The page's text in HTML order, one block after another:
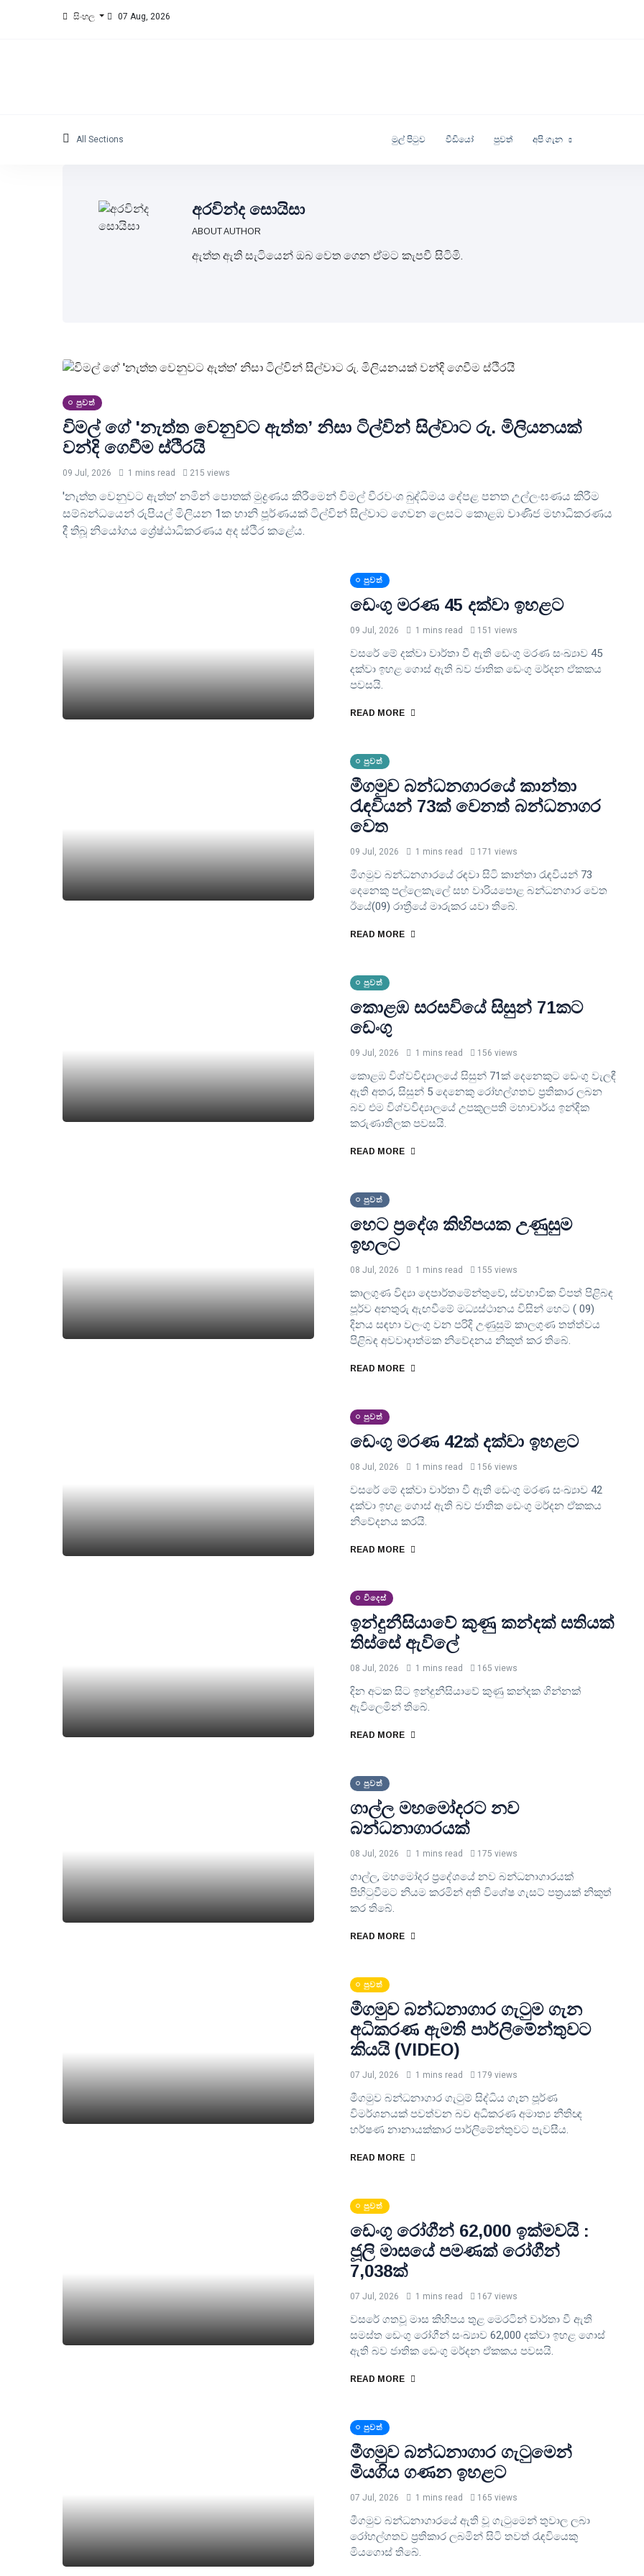
සිංහල 07 Aug, 2026
All Sections මුල් පිටුව වීඩියෝ පුවත් අපි ගැන
අරවින්ද සොයිසා
ABOUT AUTHOR
ඇත්ත ඇති සැටියෙන් ඔබ වෙත ගෙන ඒමට කැපවී සිටිමි.
පුවත්
විමල් ගේ 'නැත්ත වෙනුවට ඇත්ත’ නිසා ටිල්වින් සිල්වාට රු. මිලියනයක්
වන්දි ගෙවීම ස්ථිරයි
09 Jul, 2026 1 mins read 215 views
'නැත්ත වෙනුවට ඇත්ත’ නමින් පොතක් මුද්‍රණය කිරීමෙන් විමල් වීරවංශ බුද්ධිමය දේපළ පනත උල්ලංඝණය කිරීම
සම්බන්ධයෙන් රුපියල් මිලියන 1ක හානි පූර්ණයක් ටිල්වින් සිල්වාට ගෙවන ලෙසට කොළඹ වාණිජ මහාධිකරණය
දී තිබූ නියෝගය ශ්‍රේෂ්ඨාධිකරණය අද ස්ථිර කළේය.
පුවත්
ඩෙංගු මරණ 45 දක්වා ඉහළට
09 Jul, 2026 1 mins read 151 views
වසරේ මේ දක්වා වාර්තා වී ඇති ඩෙංගු මරණ සංඛ්‍යාව 45
දක්වා ඉහළ ගොස් ඇති බව ජාතික ඩෙංගු මර්දන ඒකකය
පවසයි.
READ MORE
පුවත්
මීගමුව බන්ධනගාරයේ කාන්තා
රැඳවියන් 73ක් වෙනත් බන්ධනාගර
වෙත
09 Jul, 2026 1 mins read 171 views
මීගමුව බන්ධනගාරයේ රඳවා සිටි කාන්තා රැඳවියන් 73
දෙනෙකු පල්ලෙකැලේ සහ වාරියපොළ බන්ධනගාර වෙත
ඊයේ(09) රාත්‍රීයේ මාරුකර යවා තිබේ.
READ MORE
පුවත්
කොළඹ සරසවියේ සිසුන් 71කට
ඩෙංගු
09 Jul, 2026 1 mins read 156 views
කොළඹ විශ්වවිද්‍යාලයේ සිසුන් 71ක් දෙනෙකුට ඩෙංගු වැලඳී
ඇති අතර, සිසුන් 5 දෙනෙකු රෝහල්ගතව ප්‍රතිකාර ලබන
බව එම විශ්වවිද්‍යාලයේ උපකුලපති මහාචාර්ය ඉන්දික
කරුණාතිලක පවසයි.
READ MORE
පුවත්
හෙට ප්‍රදේශ කිහිපයක උණුසුම
ඉහලට
08 Jul, 2026 1 mins read 155 views
කාලගුණ විද්‍යා දෙපාර්තමේන්තුවේ, ස්වභාවික විපත් පිළිබඳ
පූර්ව අනතුරු ඇඟවීමේ මධ්‍යස්ථානය විසින් හෙට ( 09)
දිනය සඳහා වලංගු වන පරිදි උණුසුම් කාලගුණ තත්ත්වය
පිළිබඳ අවවාදාත්මක නිවේදනය නිකුත් කර තිබේ.
READ MORE
පුවත්
ඩෙංගු මරණ 42ක් දක්වා ඉහළට
08 Jul, 2026 1 mins read 156 views
වසරේ මේ දක්වා වාර්තා වී ඇති ඩෙංගු මරණ සංඛ්‍යාව 42
දක්වා ඉහළ ගොස් ඇති බව ජාතික ඩෙංගු මර්දන ඒකකය
නිවේදනය කරයි.
READ MORE
විදෙස්
ඉන්දුනීසියාවේ කුණු කන්දක් සතියක්
තිස්සේ ඇවිලේ
08 Jul, 2026 1 mins read 165 views
දින අටක සිට ඉන්දුනීසියාවේ කුණු කන්දක ගින්නක්
ඇවිලෙමින් තිබේ.
READ MORE
පුවත්
ගාල්ල මහමෝදරට නව
බන්ධනාගාරයක්
08 Jul, 2026 1 mins read 175 views
ගාල්ල, මහමෝදර ප්‍රදේශයේ නව බන්ධනාගාරයක්
පිහිටුවීමට නියම කරමින් අති විශේෂ ගැසට් පත්‍රයක් නිකුත්
කර තිබේ.
READ MORE
පුවත්
මීගමුව බන්ධනාගාර ගැටුම ගැන
අධිකරණ ඇමති පාර්ලිමේන්තුවට
කියයි (VIDEO)
07 Jul, 2026 1 mins read 179 views
මීගමුව බන්ධනාගාර ගැටුම් සිද්ධිය ගැන පූර්ණ
විමර්ශනයක් පවත්වන බව අධිකරණ අමාත්‍ය නීතිඥ
හර්ෂණ නානායක්කාර පාර්ලිමේන්තුවට පැවසීය.
READ MORE
පුවත්
ඩෙංගු රෝගීන් 62,000 ඉක්මවයි :
ජූලි මාසයේ පමණක් රෝගීන්
7,038ක්
07 Jul, 2026 1 mins read 167 views
වසරේ ගතවූ මාස කිහිපය තුළ මෙරටින් වාර්තා වී ඇති
සමස්ත ඩෙංගු රෝගීන් සංඛ්‍යාව 62,000 දක්වා ඉහළ ගොස්
ඇති බව ජාතික ඩෙංගු මර්දන ඒකකය පවසයි.
READ MORE
පුවත්
මීගමුව බන්ධනාගාර ගැටුමෙන්
මියගිය ගණන ඉහළට
07 Jul, 2026 1 mins read 165 views
මීගමුව බන්ධනාගාරයේ ඇති වූ ගැටුමෙන් තුවාල ලබා
රෝහල්ගතව ප්‍රතිකාර ලබමින් සිටි තවත් රැඳවියෙකු
මියගොස් තිබේ.